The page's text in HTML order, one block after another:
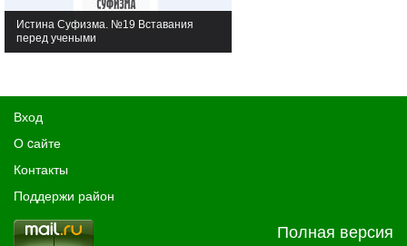
Истина Суфизма. №19 Вставания
перед учеными
Вход
О cайте
Контакты
Поддержи район
Полная версия